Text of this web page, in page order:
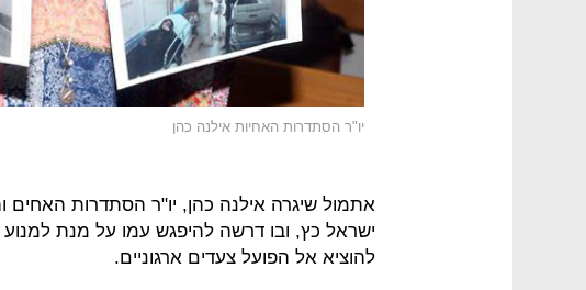
יו"ר הסתדרות האחיות אילנה כהן
אתמול שיגרה אילנה כהן, יו"ר הסתדרות
ישראל כץ, ובו דרשה להיפגש עמו על מנת
להוציא אל הפועל צעדים ארגוניים.